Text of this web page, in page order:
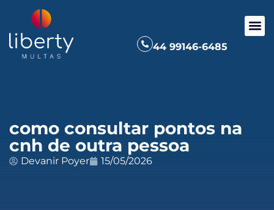
44 99146-6485
como consultar pontos na
cnh de outra pessoa
Devanir Poyer 15/05/2026